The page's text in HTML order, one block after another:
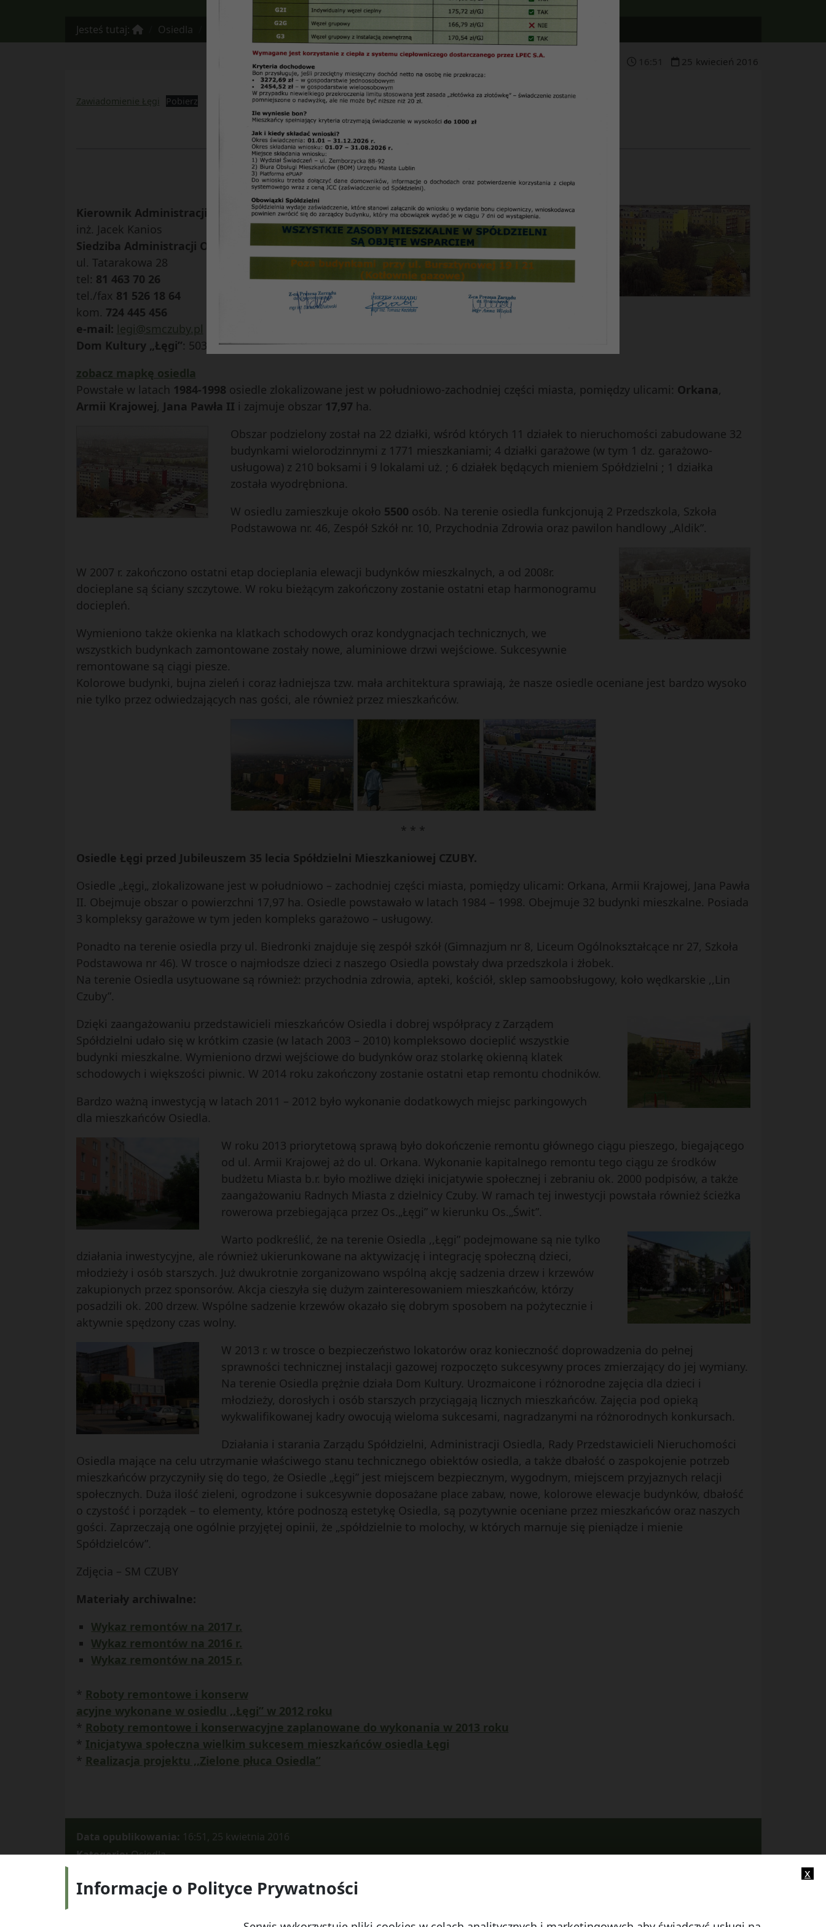
Jesteś tutaj: Osiedla Osiedle Łęgi
16 51 25 kwiecień 2016
Zawiadomienie Łęgi Pobierz
Kierownik Administracji Osiedla :
inż. Jacek Kanios
Siedziba Administracji Osiedla
ul. Tatarakowa 28
tel: 81 463 70 26
tel./fax 81 526 18 64
kom. 724 445 456
e-mail: legi@smczuby.pl
Dom Kultury „Łęgi”: 503 376 633
zobacz mapkę osiedla
Powstałe w latach 1984-1998 osiedle zlokalizowane jest w południowo-zachodniej części miasta, pomiędzy ulicami: Orkana,
Armii Krajowej, Jana Pawła II i zajmuje obszar 17,97 ha.
Obszar podzielony został na 22 działki, wśród których 11 działek to nieruchomości zabudowane 32
budynkami wielorodzinnymi z 1771 mieszkaniami; 4 działki garażowe (w tym 1 dz. garażowo-
usługowa) z 210 boksami i 9 lokalami uż. ; 6 działek będących mieniem Spółdzielni ; 1 działka
została wyodrębniona.
W osiedlu zamieszkuje około 5500 osób. Na terenie osiedla funkcjonują 2 Przedszkola, Szkoła
Podstawowa nr. 46, Zespół Szkół nr. 10, Przychodnia Zdrowia oraz pawilon handlowy „Aldik”.
W 2007 r. zakończono ostatni etap docieplania elewacji budynków mieszkalnych, a od 2008r.
docieplane są ściany szczytowe. W roku bieżącym zakończony zostanie ostatni etap harmonogramu
dociepleń.
Wymieniono także okienka na klatkach schodowych oraz kondygnacjach technicznych, we
wszystkich budynkach zamontowane zostały nowe, aluminiowe drzwi wejściowe. Sukcesywnie
remontowane są ciągi piesze.
Kolorowe budynki, bujna zieleń i coraz ładniejsza tzw. mała architektura sprawiają, że nasze osiedle oceniane jest bardzo wysoko
nie tylko przez odwiedzających nas gości, ale również przez mieszkańców.
* * *
Osiedle Łęgi przed Jubileuszem 35 lecia Spółdzielni Mieszkaniowej CZUBY.
Osiedle „Łęgi„ zlokalizowane jest w południowo – zachodniej części miasta, pomiędzy ulicami: Orkana, Armii Krajowej, Jana Pawła
II. Obejmuje obszar o powierzchni 17,97 ha. Osiedle powstawało w latach 1984 – 1998. Obejmuje 32 budynki mieszkalne. Posiada
3 kompleksy garażowe w tym jeden kompleks garażowo – usługowy.
Ponadto na terenie osiedla przy ul. Biedronki znajduje się zespół szkół (Gimnazjum nr 8, Liceum Ogólnokształcące nr 27, Szkoła
Podstawowa nr 46). W trosce o najmłodsze dzieci z naszego Osiedla powstały dwa przedszkola i żłobek.
Na terenie Osiedla usytuowane są również: przychodnia zdrowia, apteki, kościół, sklep samoobsługowy, koło wędkarskie ,,Lin
Czuby”.
Dzięki zaangażowaniu przedstawicieli mieszkańców Osiedla i dobrej współpracy z Zarządem
Spółdzielni udało się w krótkim czasie (w latach 2003 – 2010) kompleksowo docieplić wszystkie
budynki mieszkalne. Wymieniono drzwi wejściowe do budynków oraz stolarkę okienną klatek
schodowych i większości piwnic. W 2014 roku zakończony zostanie ostatni etap remontu chodników.
Bardzo ważną inwestycją w latach 2011 – 2012 było wykonanie dodatkowych miejsc parkingowych
dla mieszkańców Osiedla.
W roku 2013 priorytetową sprawą było dokończenie remontu głównego ciągu pieszego, biegającego
od ul. Armii Krajowej aż do ul. Orkana. Wykonanie kapitalnego remontu tego ciągu ze środków
budżetu Miasta b.r. było możliwe dzięki inicjatywie społecznej i zebraniu ok. 2000 podpisów, a także
zaangażowaniu Radnych Miasta z dzielnicy Czuby. W ramach tej inwestycji powstała również ścieżka
rowerowa przebiegająca przez Os.„Łęgi” w kierunku Os.„Świt”.
Warto podkreślić, że na terenie Osiedla ,,Łęgi” podejmowane są nie tylko
działania inwestycyjne, ale również ukierunkowane na aktywizację i integrację społeczną dzieci,
młodzieży i osób starszych. Już dwukrotnie zorganizowano wspólną akcję sadzenia drzew i krzewów
zakupionych przez sponsorów. Akcja cieszyła się dużym zainteresowaniem mieszkańców, którzy
posadzili ok. 200 drzew. Wspólne sadzenie krzewów okazało się dobrym sposobem na pożytecznie i
aktywnie spędzony czas wolny.
W 2013 r. w trosce o bezpieczeństwo lokatorów oraz konieczność doprowadzenia do pełnej
sprawności technicznej instalacji gazowej rozpoczęto sukcesywny proces zmierzający do jej wymiany.
Na terenie Osiedla prężnie działa Dom Kultury. Urozmaicone i różnorodne zajęcia dla dzieci i
młodzieży, dorosłych i osób starszych przyciągają licznych mieszkańców. Zajęcia pod opieką
wykwalifikowanej kadry owocują wieloma sukcesami, nagradzanymi na różnorodnych konkursach.
Działania i starania Zarządu Spółdzielni, Administracji Osiedla, Rady Przedstawicieli Nieruchomości
Osiedla mające na celu utrzymanie właściwego stanu technicznego obiektów osiedla, a także dbałość o zaspokojenie potrzeb
mieszkańców przyczyniły się do tego, że Osiedle „Łęgi” jest miejscem bezpiecznym, wygodnym, miejscem przyjaznych relacji
społecznych. Duża ilość zieleni, ogrodzone i sukcesywnie doposażane place zabaw, nowe, kolorowe elewacje budynków, dbałość
o czystość i porządek – to elementy, które podnoszą estetykę Osiedla, są pozytywnie oceniane przez mieszkańców oraz naszych
gości. Zaprzeczają one ogólnie przyjętej opinii, że „spółdzielnie to molochy, w których marnuje się pieniądze i mienie
Spółdzielców”.
Zdjęcia – SM CZUBY
Materiały archiwalne:
Wykaz remontów na 2017 r.
Wykaz remontów na 2016 r.
Wykaz remontów na 2015 r.
* Roboty remontowe i konserw
acyjne wykonane w osiedlu ,,Łęgi” w 2012 roku
* Roboty remontowe i konserwacyjne zaplanowane do wykonania w 2013 roku
* Inicjatywa społeczna wielkim sukcesem mieszkańców osiedla Łęgi
* Realizacja projektu ,,Zielone płuca Osiedla”
Data opublikowania: 16:51, 25 kwietnia 2016
Kategorie:Osiedla
x
Informacje o Polityce Prywatności